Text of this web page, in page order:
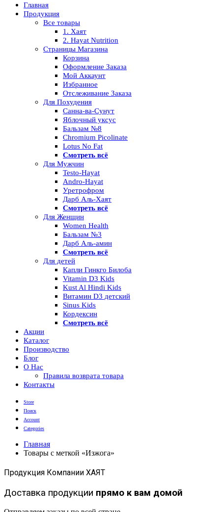
Главная
Продукция
Все товары
1. Хаят
2. Hayat Nutrition
Страницы Магазина
Корзина
Оформление Заказа
Мой Аккаунт
Избранное
Отслеживание Заказа
Для Похудения
Санна-ва-Сунут
Яблочный уксус
Бальзам №8
Chromium Picolinate
Lotus No Fat
Смотреть всё
Для Мужчин
Testo-Hayat
Andro-Hayat
Уретрофром
Дарб Аль-Хаят
Смотреть всё
Для Женщин
Women Health
Бальзам №3
Дарб Аль-амин
Смотреть всё
Для детей
Капли Гинкго Билоба
Vitamin D3 Kids
Kust Al Hindi Kids
Витамин D3 детский
Sinus Kids
Кордексин
Смотреть всё
Акции
Каталог
Производство
Блог
О Нас
Правила возврата товара
Контакты
Store
Поиск
Account
Categories
Главная
Товары с меткой «Изжога»
Продукция Компании ХАЯТ
Доставка продукции прямо к вам домой